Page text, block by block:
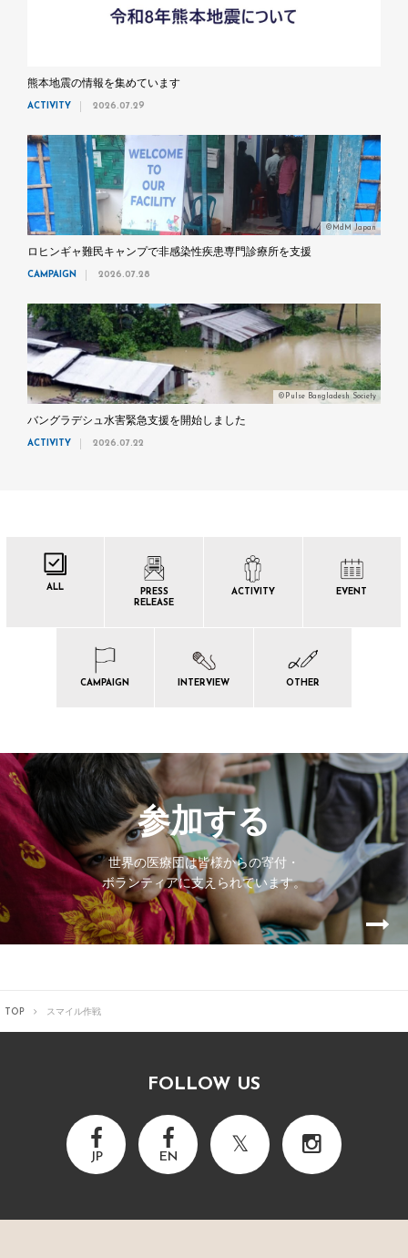
熊本地震の情報を集めています
ACTIVITY 2026.07.29
©MdM Japan
ロヒンギャ難民キャンプで非感染性疾患専門診療所を支援
CAMPAIGN 2026.07.28
©Pulse Bangladesh Society
バングラデシュ水害緊急支援を開始しました
ACTIVITY 2026.07.22
ALL
PRESS
RELEASE
ACTIVITY EVENT
CAMPAIGN INTERVIEW OTHER
参加する
世界の医療団は皆様からの寄付・
ボランティアに支えられています。
TOP スマイル作戦
FOLLOW US
JP EN